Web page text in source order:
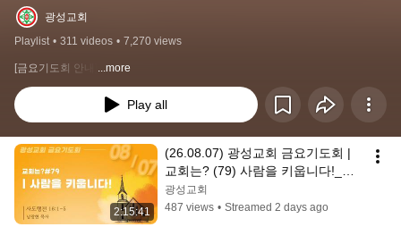
광성교회
Playlist • 311 videos • 7,270 views
[금요기도회 안내] ...more
Play all
2:15:41
(26.08.07) 광성교회 금요기도회 |
교회는? (79) 사람을 키웁니다!_남
광현 목사
광성교회
487 views • Streamed 2 days ago